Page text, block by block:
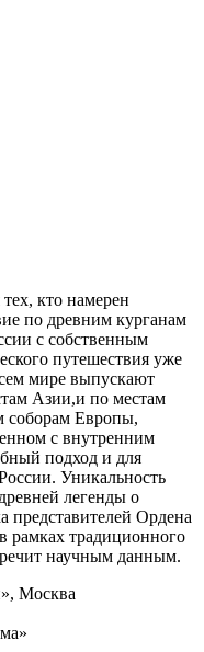
кто намерен
по древним курганам
с собственным
путешествия уже
мире выпускают
Азии,и по местам
соборам Европы,
с внутренним
подход и для
Уникальность
легенды о
представителей Ордена
рамках традиционного
научным данным.
Москва